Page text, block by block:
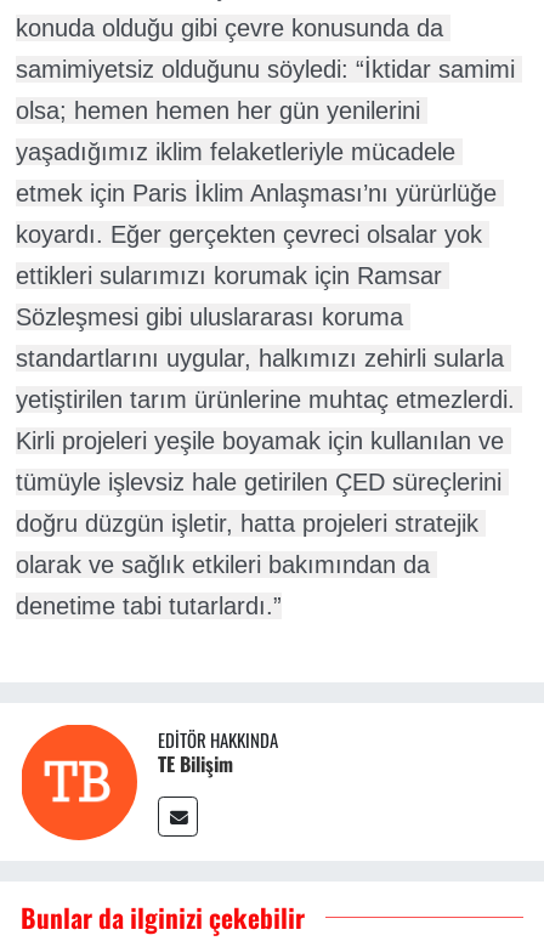
konuda olduğu gibi çevre konusunda da
samimiyetsiz olduğunu söyledi: “İktidar samimi
olsa; hemen hemen her gün yenilerini
yaşadığımız iklim felaketleriyle mücadele
etmek için Paris İklim Anlaşması’nı yürürlüğe
koyardı. Eğer gerçekten çevreci olsalar yok
ettikleri sularımızı korumak için Ramsar
Sözleşmesi gibi uluslararası koruma
standartlarını uygular, halkımızı zehirli sularla
yetiştirilen tarım ürünlerine muhtaç etmezlerdi.
Kirli projeleri yeşile boyamak için kullanılan ve
tümüyle işlevsiz hale getirilen ÇED süreçlerini
doğru düzgün işletir, hatta projeleri stratejik
olarak ve sağlık etkileri bakımından da
denetime tabi tutarlardı.”
EDITÖR HAKKINDA
TE Bilişim
Bunlar da ilginizi çekebilir